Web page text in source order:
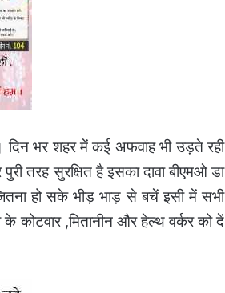
। दिन भर शहर में कई अफवाह भी उड़ते रही
तरह सुरक्षित है इसका दावा बीएमओ डा
हो सके भीड़ भाड़ से बचें इसी में सभी
कोटवार ,मितानीन और हेल्थ वर्कर को दें